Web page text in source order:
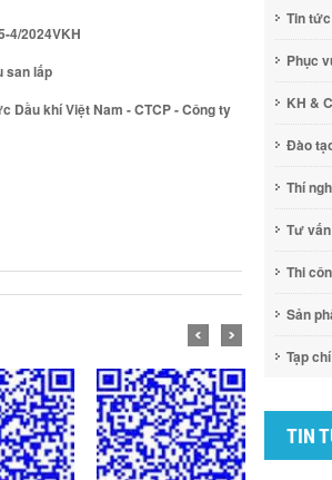
4/2024VKH
san lấp
Dầu khí Việt Nam - CTCP - Công ty
Tin tức
Phục
KH &
Đào
Thí
Tư vấn
Thi
Sản
Tạp chí
TIN